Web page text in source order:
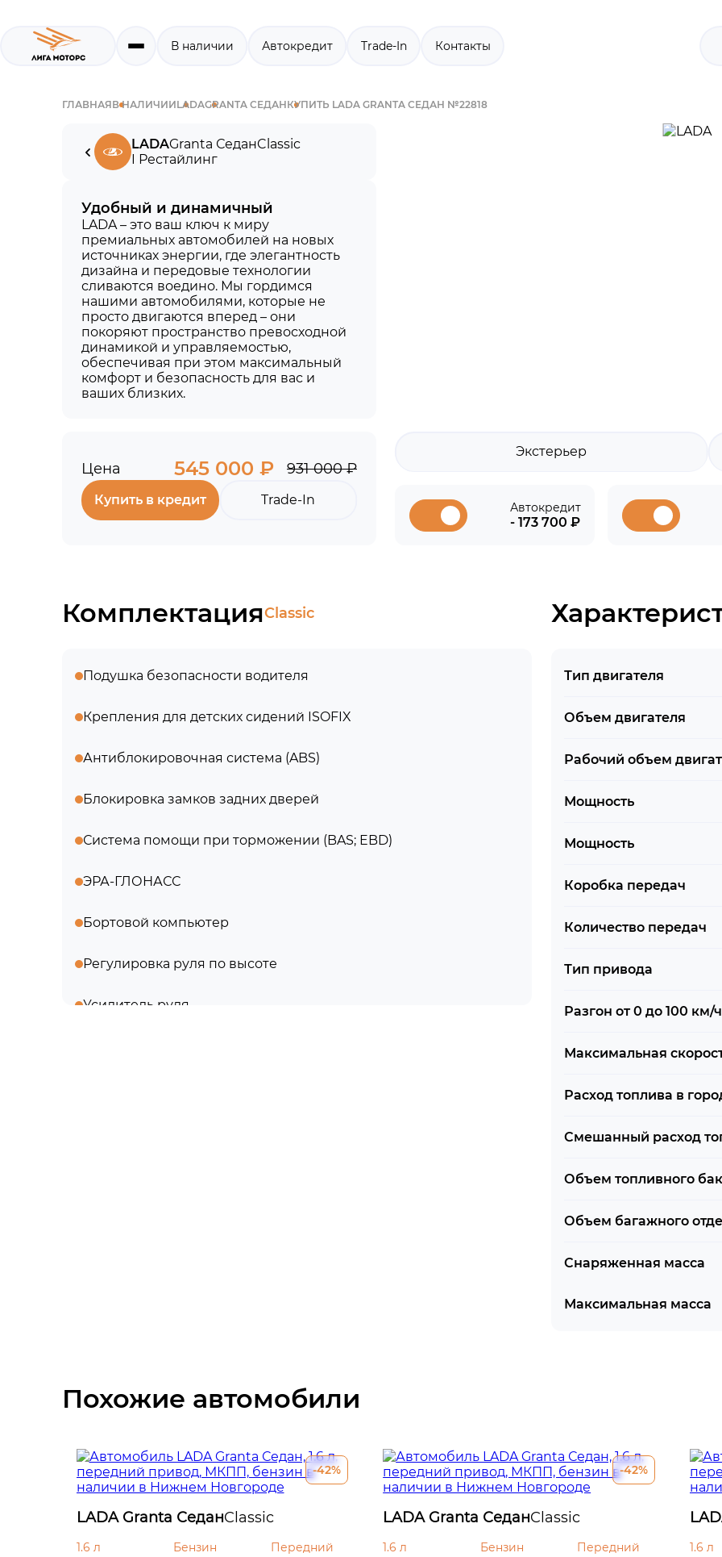
В наличии Автокредит Trade-In Контакты
ГЛАВНАЯВ НАЛИЧИИLADAGRANTA СЕДАНКУПИТЬ LADA GRANTA СЕДАН №22818
LADAGranta СеданClassic
I Рестайлинг
Удобный и динамичный
LADA – это ваш ключ к миру
премиальных автомобилей на новых
источниках энергии, где элегантность
дизайна и передовые технологии
сливаются воедино. Мы гордимся
нашими автомобилями, которые не
просто двигаются вперед – они
покоряют пространство превосходной
динамикой и управляемостью,
обеспечивая при этом максимальный
комфорт и безопасность для вас и
ваших близких.
Экстерьер
Автокредит
- 173 700 ₽
Цена 545 000 ₽ 931 000 ₽
Купить в кредит Trade-In
КомплектацияClassic
Подушка безопасности водителя
Крепления для детских сидений ISOFIX
Антиблокировочная система (ABS)
Блокировка замков задних дверей
Система помощи при торможении (BAS; EBD)
ЭРА-ГЛОНАСС
Бортовой компьютер
Регулировка руля по высоте
Усилитель руля
Тип двигателя
Объем двигателя
Рабочий объем
Мощность
Мощность
Коробка передач
Количество передач
Тип привода
Разгон от 0 до 100 км/ч
Максимальная
Расход топлива в
Смешанный расход
Объем топливного
Объем багажного
Снаряженная масса
Максимальная масса
Похожие автомобили
-42%
LADA Granta СеданClassic
1.6 л Бензин
Передний
-42%
LADA Granta СеданClassic
1.6 л Бензин
Передний
1.6 л